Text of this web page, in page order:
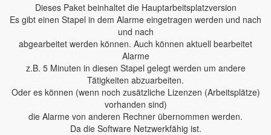
Dieses Paket beinhaltet die Hauptarbeitsplatzversion
Es gibt einen Stapel in dem Alarme eingetragen werden und nach
und nach
abgearbeitet werden können. Auch können aktuell bearbeitet
Alarme
z.B. 5 Minuten in diesen Stapel gelegt werden um andere
Tätigkeiten abzuarbeiten.
Oder es können (wenn noch zusätzliche Lizenzen (Arbeitsplätze)
vorhanden sind)
die Alarme von anderen Rechner übernommen werden.
Da die Software Netzwerkfähig ist.